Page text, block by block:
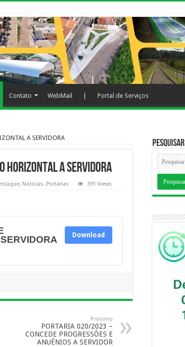
Contato WebMail Portal de Serviços
A SERVIDORA
A SERVIDORA
, Notícias, Portarias 391 Views
Download
Próximo
PORTARIA 020/2023 –
CONCEDE PROGRESSÕES E
ANUÊNIOS A SERVIDOR
Pesquisar